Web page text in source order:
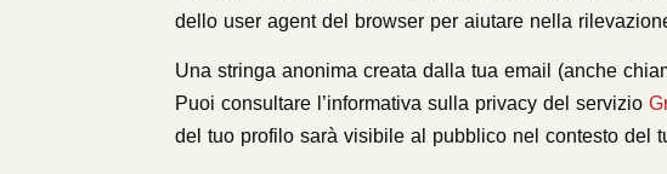
dello user agent del browser per aiutare nella
Una stringa anonima creata dalla tua email (anche
Puoi consultare l’informativa sulla privacy del servizio
del tuo profilo sarà visibile al pubblico nel contesto del